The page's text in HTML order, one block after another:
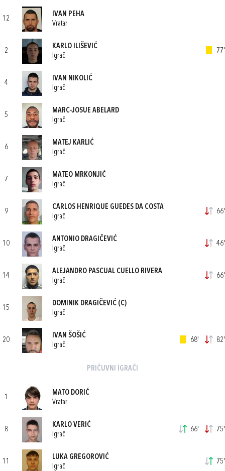
12
IVAN PEHA
Vratar
2
KARLO ILIŠEVIĆ
Igrač
77'
4
IVAN NIKOLIĆ
Igrač
5
MARC-JOSUE ABELARD
Igrač
6
MATEJ KARLIĆ
Igrač
7
MATEO MRKONJIĆ
Igrač
9
CARLOS HENRIQUE GUEDES DA COSTA
Igrač
66'
10
ANTONIO DRAGIČEVIĆ
Igrač
46'
14
ALEJANDRO PASCUAL CUELLO RIVERA
Igrač
66'
15
DOMINIK DRAGIČEVIĆ (C)
Igrač
20
IVAN ŠOŠIĆ
Igrač
68' 82'
PRIČUVNI IGRAČI
1
MATO DORIĆ
Vratar
8
KARLO VERIĆ
Igrač
66' 75'
11
LUKA GREGOROVIĆ
Igrač
75'